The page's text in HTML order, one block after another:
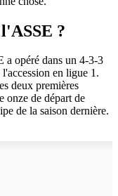
?
a opéré dans un 4-3-3
en ligue 1.
deux premières
onze de départ de
de la saison dernière.